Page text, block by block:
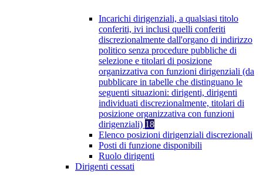
Incarichi dirigenziali, a qualsiasi titolo
conferiti, ivi inclusi quelli conferiti
discrezionalmente dall'organo di indirizzo
politico senza procedure pubbliche di
selezione e titolari di posizione
organizzativa con funzioni dirigenziali (da
pubblicare in tabelle che distinguano le
seguenti situazioni: dirigenti, dirigenti
individuati discrezionalmente, titolari di
posizione organizzativa con funzioni
dirigenziali) 18
Elenco posizioni dirigenziali discrezionali
Posti di funzione disponibili
Ruolo dirigenti
Dirigenti cessati